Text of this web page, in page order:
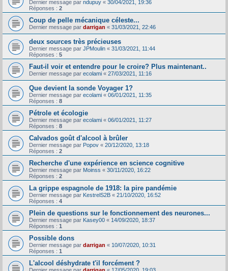
Dernier message par ndupuy « 30/04/2021, 19:36
Réponses : 2
Coup de pelle mécanique céleste...
Dernier message par darrigan « 31/03/2021, 22:46
deux sources très précieuses
Dernier message par JPMoulin « 31/03/2021, 11:44
Réponses : 5
Faut-il voir et entendre pour le croire? Plus maintenant..
Dernier message par ecolami « 27/03/2021, 11:16
Que devient la sonde Voyager 1?
Dernier message par ecolami « 06/01/2021, 11:35
Réponses : 8
Pétrole et écologie
Dernier message par ecolami « 06/01/2021, 11:27
Réponses : 8
Calvados goût d'alcool à brûler
Dernier message par Popov « 20/12/2020, 13:18
Réponses : 2
Recherche d'une expérience en science cognitive
Dernier message par Moinss « 30/11/2020, 16:22
Réponses : 2
La grippe espagnole de 1918: la pire pandémie
Dernier message par KestrelS2B « 21/10/2020, 16:52
Réponses : 4
Plein de questions sur le fonctionnement des neurones...
Dernier message par Kasey00 « 14/09/2020, 18:37
Réponses : 1
Possible dons
Dernier message par darrigan « 10/07/2020, 10:31
Réponses : 1
L'alcool déshydrate t'il forcément ?